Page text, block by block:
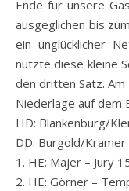
Ende für unsere
ausgeglichen bis
ein unglücklicher
nutzte diese kleine
den dritten Satz.
Niederlage auf dem
HD: Blankenburg/
DD: Burgold/
1. HE: Majer – Jury
2. HE: Görner –